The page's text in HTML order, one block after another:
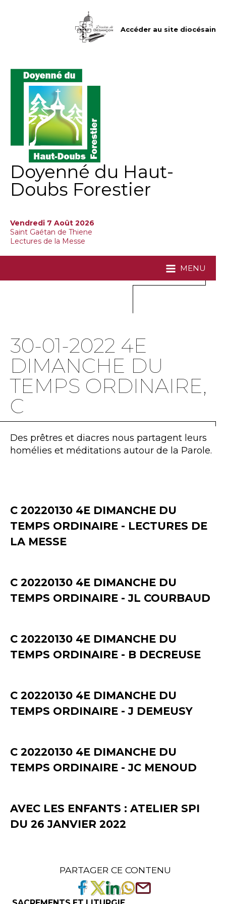
Accéder au site diocésain
Doyenné du Haut-
Doubs Forestier
Vendredi 7 Août 2026
Saint Gaétan de Thiene
Lectures de la Messe
MENU
30-01-2022 4E
DIMANCHE DU
TEMPS ORDINAIRE,
C
Des prêtres et diacres nous partagent leurs
homélies et méditations autour de la Parole.
C 20220130 4E DIMANCHE DU
TEMPS ORDINAIRE - LECTURES DE
LA MESSE
C 20220130 4E DIMANCHE DU
TEMPS ORDINAIRE - JL COURBAUD
C 20220130 4E DIMANCHE DU
TEMPS ORDINAIRE - B DECREUSE
C 20220130 4E DIMANCHE DU
TEMPS ORDINAIRE - J DEMEUSY
C 20220130 4E DIMANCHE DU
TEMPS ORDINAIRE - JC MENOUD
AVEC LES ENFANTS : ATELIER SPI
DU 26 JANVIER 2022
PARTAGER CE CONTENU